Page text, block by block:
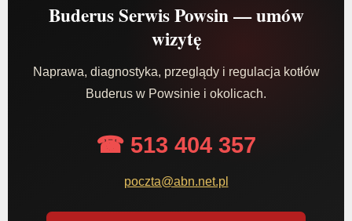
Buderus Serwis Powsin — umów
wizytę
Naprawa, diagnostyka, przeglądy i regulacja kotłów
Buderus w Powsinie i okolicach.
☎ 513 404 357
poczta@abn.net.pl